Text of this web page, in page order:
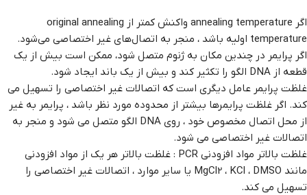
اگر annealing temperature واکنش کمتر از original annealing
temperature اولیه باشد ، منجر به اتصال‌های غیر اختصاصی می‌شود.
اگر پرایمر در چندین مکان به ژنوم متصل شود، ممکن است بیش از یک
قطعه از DNA الگو را تکثیر کند و بیش از یک باند ایجاد شود.
غلظت پرایمر عامل دیگری است که اتصالات غیر اختصاصی را تسهیل می
کند. اگر غلظت پرایمرها بیشتر از محدوده مورد نظر باشد ، پرایمر به غیر
از محل اتصال مخصوص خود ، روی DNA الگو متصل می شود و منجر به
اتصالات غیر اختصاصی می شود.
غلظت بالاتر مواد افزودنی PCR : غلظت بالاتر هر یک از مواد افزودنی
مانند MgCl2 ، KCl ، DMSO یا سایر موارد ، اتصالات غیر اختصاصی را
تسهیل می کند.